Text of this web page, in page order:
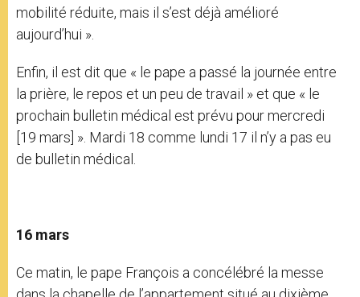
mobilité réduite, mais il s’est déjà amélioré
aujourd’hui ».
Enfin, il est dit que « le pape a passé la journée entre
la prière, le repos et un peu de travail » et que « le
prochain bulletin médical est prévu pour mercredi
[19 mars] ». Mardi 18 comme lundi 17 il n’y a pas eu
de bulletin médical.
16 mars
Ce matin, le pape François a concélébré la messe